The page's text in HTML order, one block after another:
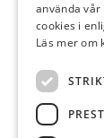
använda
cookies i
Läs mer om